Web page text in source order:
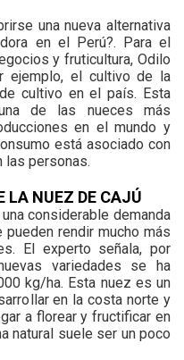
una nueva alternativa
en el Perú?. Para el
y fruticultura, Odilo
ejemplo, el cultivo de la
cultivo en el país. Esta
de las nueces más
en el mundo y
está asociado con
las personas.
LA NUEZ DE CAJÚ
considerable demanda
rendir mucho más
El experto señala, por
variedades se ha
kg/ha. Esta nuez es un
en la costa norte y
a florear y fructificar en
natural suele ser un poco